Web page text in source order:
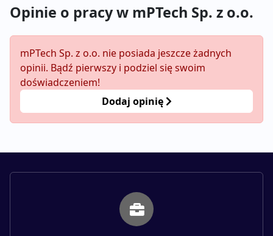
Opinie o pracy w mPTech Sp. z o.o.
mPTech Sp. z o.o. nie posiada jeszcze żadnych
opinii. Bądź pierwszy i podziel się swoim
doświadczeniem!
Dodaj opinię